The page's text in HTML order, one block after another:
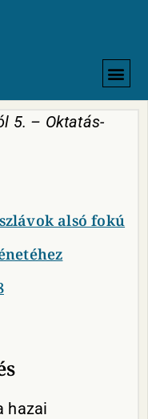
5. – Oktatás-
alsó fokú
hazai